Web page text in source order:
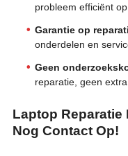
probleem efficiënt op.
Garantie op
onderdelen en
Geen
reparatie, geen
Laptop Reparatie
Nog Contact Op!